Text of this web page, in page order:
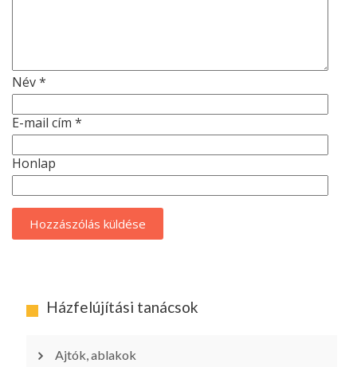
Név*
E-mail cím *
Honlap
Házfelújítási tanácsok
Ajtók, ablakok